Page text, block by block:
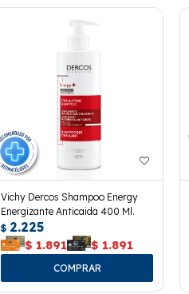
Vichy Dercos Shampoo Energy
Energizante Anticaida 400 Ml.
$ 2.225
$ 1.891 $ 1.891